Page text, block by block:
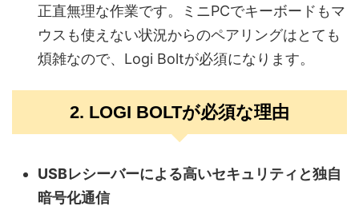
正直無理な作業です。ミニPCでキーボードもマ
ウスも使えない状況からのペアリングはとても
煩雑なので、Logi Boltが必須になります。
2. LOGI BOLTが必須な理由
USBレシーバーによる高いセキュリティと独自
暗号化通信